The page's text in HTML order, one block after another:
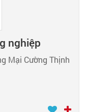
nghiệp
Mại Cường Thịnh